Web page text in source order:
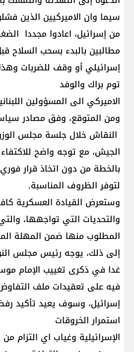
سيما وان الاميركيين الذين
من إسرائيل، اعادوا مجددا
مطالبين بالبدء بسحب السلاح
إسرائيلي أو وقف للضربات
توم براك والوفد
الاميركي الى المسؤولين
ومن المتوقع، وفق مصادر
النقاش خلال جلسة مجلس
الجيش، مع توجه واضح
بالخطة من دون اتخاذ قرار فوري
لتوفر الظروف المناسبة.
وستعرض القيادة العسكرية
والتحديات التي تواجهها،
المطلوب منها ضمن المهلة
إلى ذلك، يوجه رئيس مجلس
غدا في ذكرى تغييب الإمام
فيه على تعقيدات ملف
إسرائيل، وسوف يعيد تأكيد
استمرار الخروقات
الإسرائيلية وغياب اي التزام